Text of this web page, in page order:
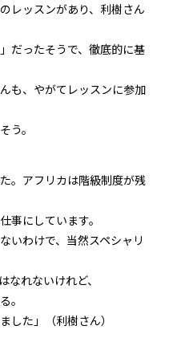
レッスンがあり、利樹さん
だったそうで、徹底的に基
も、やがてレッスンに参加
う。
。アフリカは階級制度が残
事にしています。
いわけで、当然スペシャリ
なれないけれど、
。
した」（利樹さん）